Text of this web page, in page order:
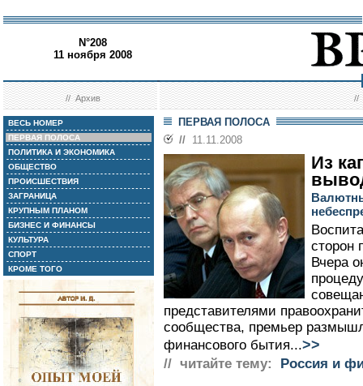
N°208
11 ноября 2008
//Архив //
ВЕСЬ НОМЕР
ПЕРВАЯ ПОЛОСА
ПОЛИТИКА И ЭКОНОМИКА
ОБЩЕСТВО
ПРОИСШЕСТВИЯ
ЗАГРАНИЦА
КРУПНЫМ ПЛАНОМ
БИЗНЕС И ФИНАНСЫ
КУЛЬТУРА
СПОРТ
КРОМЕ ТОГО
ПЕРВАЯ ПОЛОСА
// 11.11.2008
Из
сторон
Вчера
представителями
сообщества, премьер
финансового бытия...>>
// читайте тему: Россия и